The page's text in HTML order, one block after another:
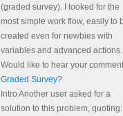
(graded survey). I looked for the
most simple work flow, easily to
created even for newbies with
variables and advanced actions.
Would like to hear your
Graded Survey?
Intro Another user asked for a
solution to this problem, quoting: